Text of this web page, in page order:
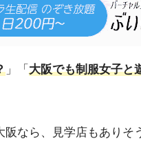
」「 大阪でも制服女子と
なら、見学店もありそ